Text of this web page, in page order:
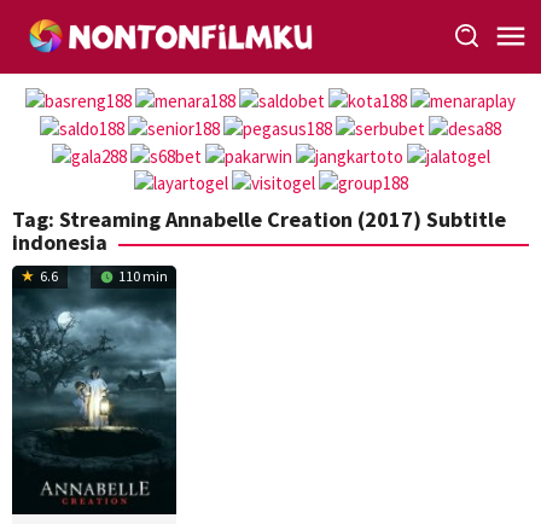
Tag: Streaming Annabelle Creation (2017) Subtitle
indonesia
6.6 110 min